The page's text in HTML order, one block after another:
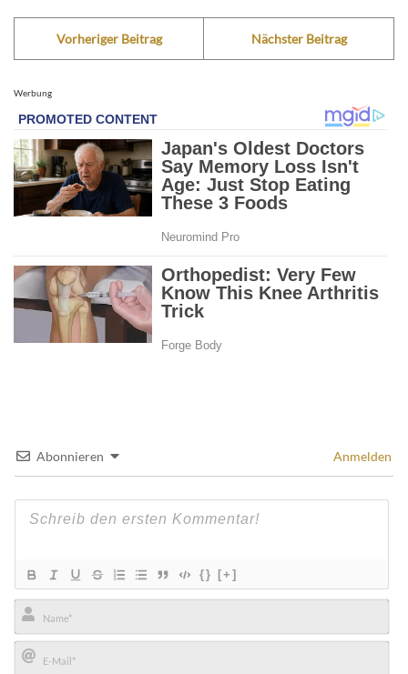
Vorheriger Beitrag Nächster Beitrag
Werbung
Abonnieren Anmelden
{} [+]
Name*